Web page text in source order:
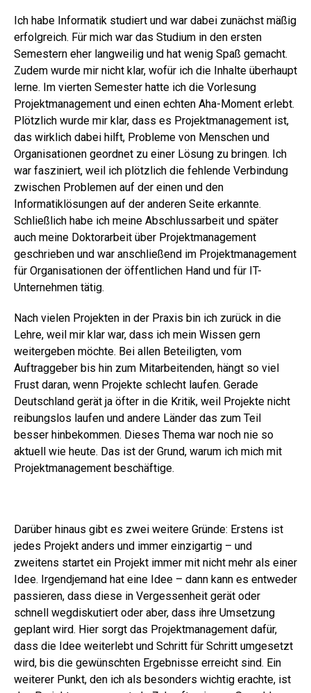
Ich habe Informatik studiert und war dabei zunächst mäßig
erfolgreich. Für mich war das Studium in den ersten
Semestern eher langweilig und hat wenig Spaß gemacht.
Zudem wurde mir nicht klar, wofür ich die Inhalte überhaupt
lerne. Im vierten Semester hatte ich die Vorlesung
Projektmanagement und einen echten Aha-Moment erlebt.
Plötzlich wurde mir klar, dass es Projektmanagement ist,
das wirklich dabei hilft, Probleme von Menschen und
Organisationen geordnet zu einer Lösung zu bringen. Ich
war fasziniert, weil ich plötzlich die fehlende Verbindung
zwischen Problemen auf der einen und den
Informatiklösungen auf der anderen Seite erkannte.
Schließlich habe ich meine Abschlussarbeit und später
auch meine Doktorarbeit über Projektmanagement
geschrieben und war anschließend im Projektmanagement
für Organisationen der öffentlichen Hand und für IT-
Unternehmen tätig.
Nach vielen Projekten in der Praxis bin ich zurück in die
Lehre, weil mir klar war, dass ich mein Wissen gern
weitergeben möchte. Bei allen Beteiligten, vom
Auftraggeber bis hin zum Mitarbeitenden, hängt so viel
Frust daran, wenn Projekte schlecht laufen. Gerade
Deutschland gerät ja öfter in die Kritik, weil Projekte nicht
reibungslos laufen und andere Länder das zum Teil
besser hinbekommen. Dieses Thema war noch nie so
aktuell wie heute. Das ist der Grund, warum ich mich mit
Projektmanagement beschäftige.
Darüber hinaus gibt es zwei weitere Gründe: Erstens ist
jedes Projekt anders und immer einzigartig – und
zweitens startet ein Projekt immer mit nicht mehr als einer
Idee. Irgendjemand hat eine Idee – dann kann es entweder
passieren, dass diese in Vergessenheit gerät oder
schnell wegdiskutiert oder aber, dass ihre Umsetzung
geplant wird. Hier sorgt das Projektmanagement dafür,
dass die Idee weiterlebt und Schritt für Schritt umgesetzt
wird, bis die gewünschten Ergebnisse erreicht sind. Ein
weiterer Punkt, den ich als besonders wichtig erachte, ist